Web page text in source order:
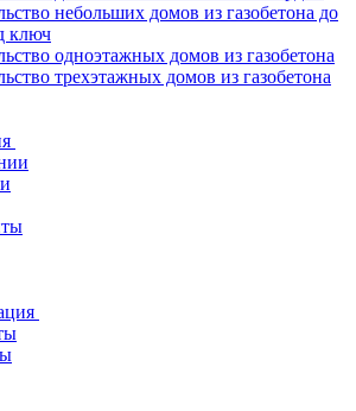
небольших домов из газобетона до
ключ
одноэтажных домов из газобетона
трехэтажных домов из газобетона